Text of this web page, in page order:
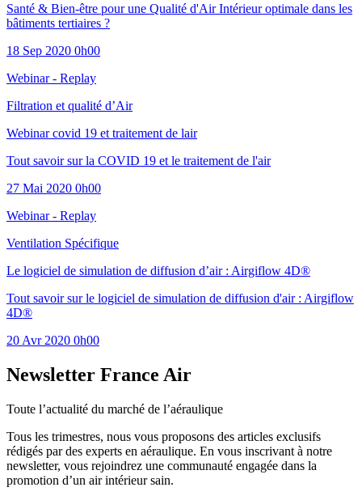
Santé & Bien-être pour une Qualité d'Air Intérieur optimale dans les
bâtiments tertiaires ?
18 Sep 2020 0h00
Webinar - Replay
Filtration et qualité d’Air
Webinar covid 19 et traitement de lair
Tout savoir sur la COVID 19 et le traitement de l'air
27 Mai 2020 0h00
Webinar - Replay
Ventilation Spécifique
Le logiciel de simulation de diffusion d’air : Airgiflow 4D®
Tout savoir sur le logiciel de simulation de diffusion d'air : Airgiflow
4D®
20 Avr 2020 0h00
Newsletter France Air
Toute l’actualité du marché de l’aéraulique
Tous les trimestres, nous vous proposons des articles exclusifs
rédigés par des experts en aéraulique. En vous inscrivant à notre
newsletter, vous rejoindrez une communauté engagée dans la
promotion d’un air intérieur sain.